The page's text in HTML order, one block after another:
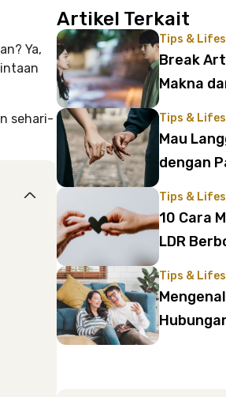
Ya,
sehari-
Artikel Terkait
Tips &
Break
Makna
Tips &
Mau
dengan
Tips &
10 Cara
LDR
Tips &